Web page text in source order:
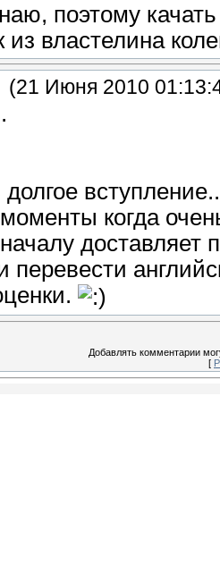
поэтому
из властелина
(21 Июня 2010
когда
перевести
Добавлять комментарии
[